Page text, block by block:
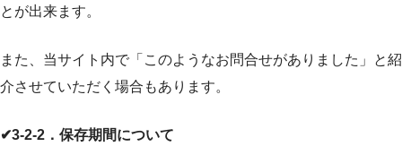
とが出来ます。
また、当サイト内で「このようなお問合せがありました」と紹
介させていただく場合もあります。
✔3-2-2．保存期間について